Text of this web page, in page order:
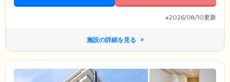
※2026/08/10更新
施設の詳細を見る